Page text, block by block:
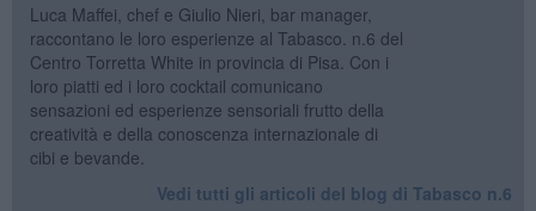
Luca Maffei, chef e Giulio Nieri, bar manager,
raccontano le loro esperienze al Tabasco. n.6 del
Centro Torretta White in provincia di Pisa. Con i
loro piatti ed i loro cocktail comunicano
sensazioni ed esperienze sensoriali frutto della
creatività e della conoscenza internazionale di
cibi e bevande.
Vedi tutti gli articoli del blog di Tabasco n.6